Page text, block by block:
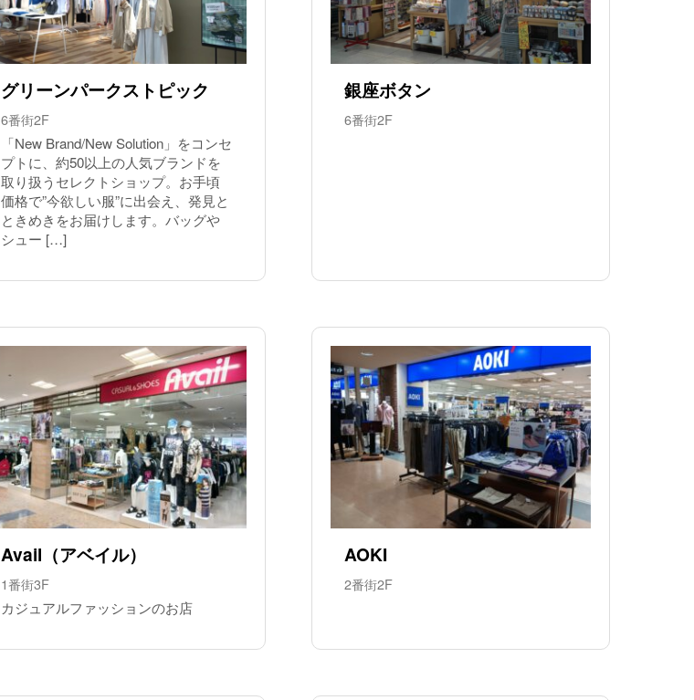
グリーンパークストピック
6番街2F
「New Brand/New Solution」をコンセ
プトに、約50以上の人気ブランドを
取り扱うセレクトショップ。お手頃
価格で”今欲しい服”に出会え、発見と
ときめきをお届けします。バッグや
シュー […]
銀座ボタン
6番街2F
Avail（アベイル）
1番街3F
カジュアルファッションのお店
AOKI
2番街2F